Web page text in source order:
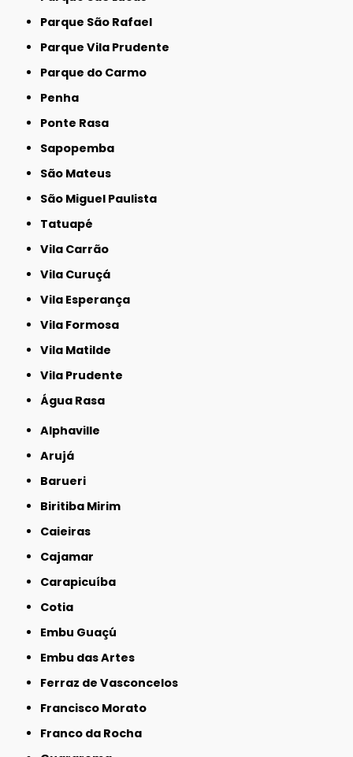
Parque São Rafael
Parque Vila Prudente
Parque do Carmo
Penha
Ponte Rasa
Sapopemba
São Mateus
São Miguel Paulista
Tatuapé
Vila Carrão
Vila Curuçá
Vila Esperança
Vila Formosa
Vila Matilde
Vila Prudente
Água Rasa
Alphaville
Arujá
Barueri
Biritiba Mirim
Caieiras
Cajamar
Carapicuíba
Cotia
Embu Guaçú
Embu das Artes
Ferraz de Vasconcelos
Francisco Morato
Franco da Rocha